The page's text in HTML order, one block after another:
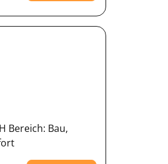
Bereich: Bau,